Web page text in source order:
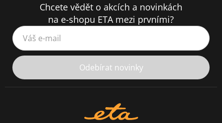
Chcete vědět o akcích a novinkách
na e-shopu ETA mezi prvními?
Váš e-mail
Odebírat novinky